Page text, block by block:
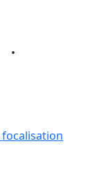
•